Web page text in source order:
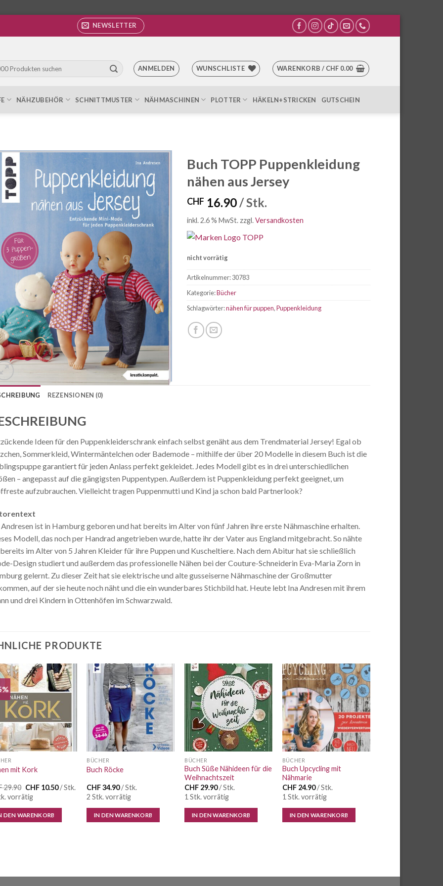
NEWSLETTER
ANMELDEN WUNSCHLISTE WARENKORB / CHF 0.00
NÄHZUBEHÖR SCHNITTMUSTER NÄHMASCHINEN PLOTTER HÄKELN+STRICKEN GUTSCHEIN
Auf die
Wunschliste
Buch TOPP Puppenkleidung
nähen aus Jersey
CHF 16.90 / Stk.
inkl. 2.6 % MwSt. zzgl.Versandkosten
nicht vorrätig
Artikelnummer:30783
Kategorie:Bücher
Schlagwörter:nähen für puppen,Puppenkleidung
REZENSIONEN (0)
Ideen für den Puppenkleiderschrank einfach selbst genäht aus dem Trendmaterial Jersey! Egal ob
Sommerkleid, Wintermäntelchen oder Bademode – mithilfe der über 20 Modelle in diesem Buch ist die
garantiert für jeden Anlass perfekt gekleidet. Jedes Modell gibt es in drei unterschiedlichen
– angepasst auf die gängigsten Puppentypen. Außerdem ist Puppenkleidung perfekt geeignet, um
aufzubrauchen. Vielleicht tragen Puppenmutti und Kind ja schon bald Partnerlook?
Andresen ist in Hamburg geboren und hat bereits im Alter von fünf Jahren ihre erste Nähmaschine erhalten.
Modell, das noch per Handrad angetrieben wurde, hatte ihr der Vater aus England mitgebracht. So nähte
im Alter von 5 Jahren Kleider für ihre Puppen und Kuscheltiere. Nach dem Abitur hat sie schließlich
Design studiert und außerdem das professionelle Nähen bei der Couture-Schneiderin Eva-Maria Zorn in
gelernt. Zu dieser Zeit hat sie elektrische und alte gusseiserne Nähmaschine der Großmutter
auf der sie heute noch näht und die ein wunderbares Stichbild hat. Heute lebt Ina Andresen mit ihrem
und drei Kindern in Ottenhöfen im Schwarzwald.
PRODUKTE
Auf die
mit Kork
29.90 Ursprünglicher
Preis
war:
CHF 29.90
CHF10.50Aktueller
CHF 10.50.
/ Stk.
vorrätig
DEN WARENKORB
Auf die
Wunschliste
BÜCHER
Buch Röcke
CHF34.90/ Stk.
2 Stk. vorrätig
IN DEN WARENKORB
Auf die
Wunschliste
BÜCHER
Buch Süße Nähideen für die
Weihnachtszeit
CHF 29.90/ Stk.
1 Stk. vorrätig
IN DEN WARENKORB
Auf die
Wunschliste
BÜCHER
Buch Upcycling mit
Nähmarie
CHF24.90/ Stk.
1 Stk. vorrätig
IN DEN WARENKORB